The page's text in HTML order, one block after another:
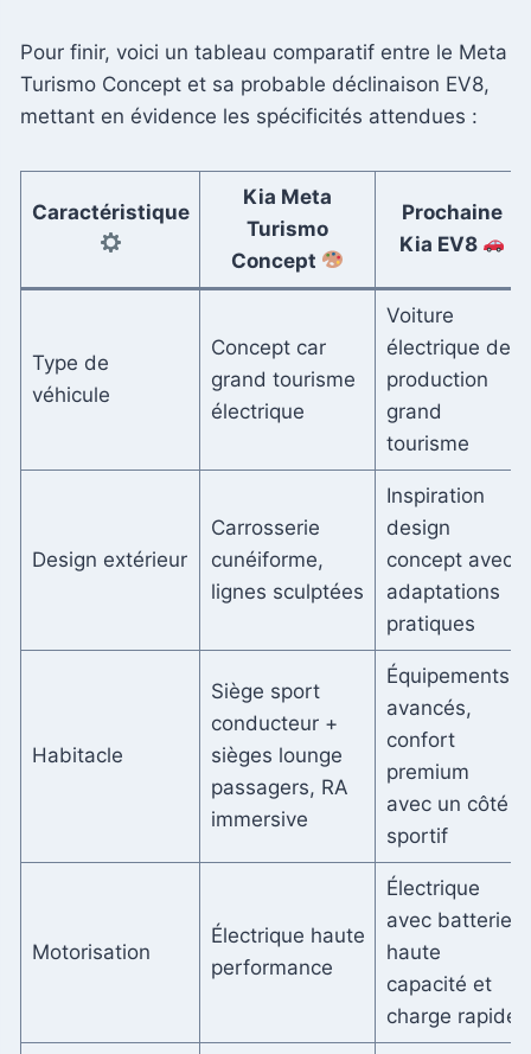
Pour finir, voici un tableau comparatif entre le Meta
Turismo Concept et sa probable déclinaison EV8,
mettant en évidence les spécificités attendues :
Caractéristique
Kia Meta
Turismo
Concept
Prochaine
Kia EV8
Type de
véhicule
Concept car
grand tourisme
électrique
Voiture
électrique de
production
grand
tourisme
Design extérieur
Carrosserie
cunéiforme,
lignes sculptées
Inspiration
design
concept avec
adaptations
pratiques
Habitacle
Siège sport
conducteur +
sièges lounge
passagers, RA
immersive
Équipements
avancés,
confort
premium
avec un côté
sportif
Motorisation
Électrique haute
performance
Électrique
avec batterie
haute
capacité et
charge rapide